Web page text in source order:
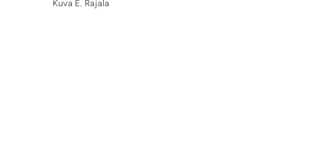
Kuva E. Rajala